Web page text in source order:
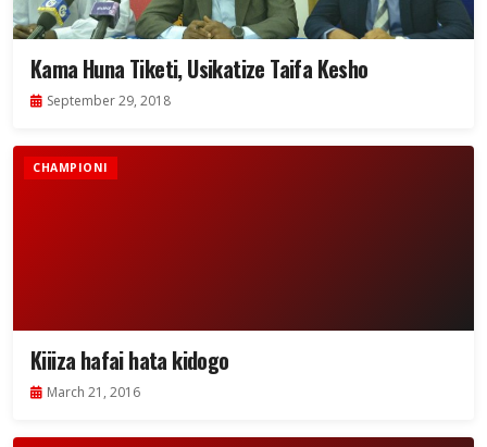
Kama Huna Tiketi, Usikatize Taifa Kesho
September 29, 2018
CHAMPIONI
Kiiiza hafai hata kidogo
March 21, 2016